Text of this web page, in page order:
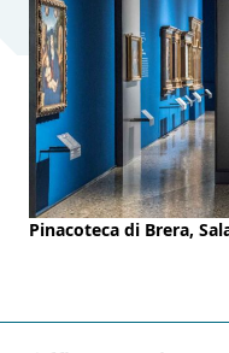
Pinacoteca di Brera,